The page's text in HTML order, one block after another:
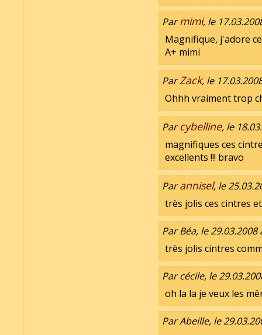
Parmimi, le
Magnifique, j'adore
A+ mimi
ParZack, le
Ohhh vraiment trop
Parcybelline, le
magnifiques ces
excellents !!! bravo
Parannisel, le
très jolis ces cintres
Par Béa, le 29.03.2008
très jolis cintres
Par cécile, le
oh la la je veux les
Par Abeille, le